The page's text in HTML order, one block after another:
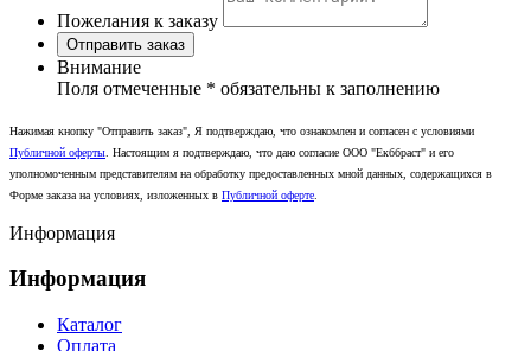
Пожелания к заказу
Отправить заказ
Внимание
Поля отмеченные * обязательны к заполнению
Нажимая кнопку "Отправить заказ", Я подтверждаю, что ознакомлен и согласен с условиями
Публичной оферты . Настоящим я подтверждаю, что даю согласие ООО "Екббраст" и его
уполномоченным представителям на обработку предоставленных мной данных, содержащихся в
Форме заказа на условиях, изложенных в Публичной оферте
Информация
Информация
Каталог
Оплата